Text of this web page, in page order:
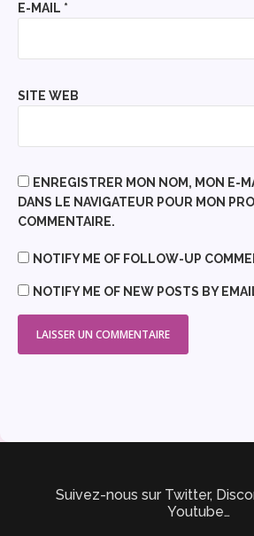
E-MAIL *
SITE WEB
ENREGISTRER MON NOM, MON E-
DANS LE NAVIGATEUR POUR MON
COMMENTAIRE.
NOTIFY ME OF FOLLOW-UP
NOTIFY ME OF NEW POSTS BY
Suivez-nous sur Twitter,
Youtube…